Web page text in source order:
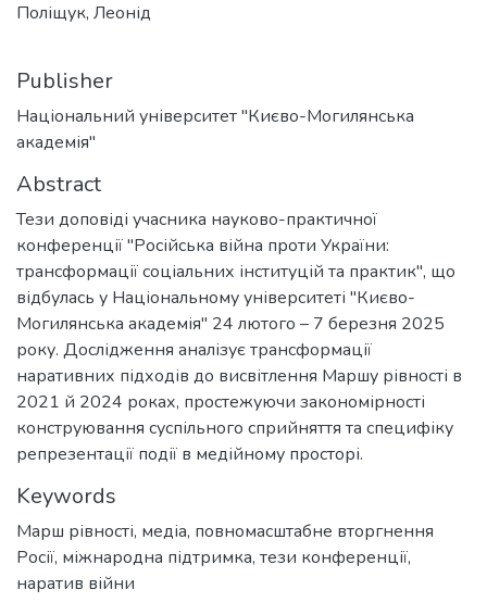
Поліщук, Леонід
Publisher
Національний університет "Києво-Могилянська
академія"
Abstract
Тези доповіді учасника науково-практичної
конференції "Російська війна проти України:
трансформації соціальних інституцій та практик", що
відбулась у Національному університеті "Києво-
Могилянська академія" 24 лютого – 7 березня 2025
року. Дослідження аналізує трансформації
наративних підходів до висвітлення Маршу рівності в
2021 й 2024 роках, простежуючи закономірності
конструювання суспільного сприйняття та специфіку
репрезентації події в медійному просторі.
Keywords
Марш рівності, медіа, повномасштабне вторгнення
Росії, міжнародна підтримка, тези конференції,
наратив війни